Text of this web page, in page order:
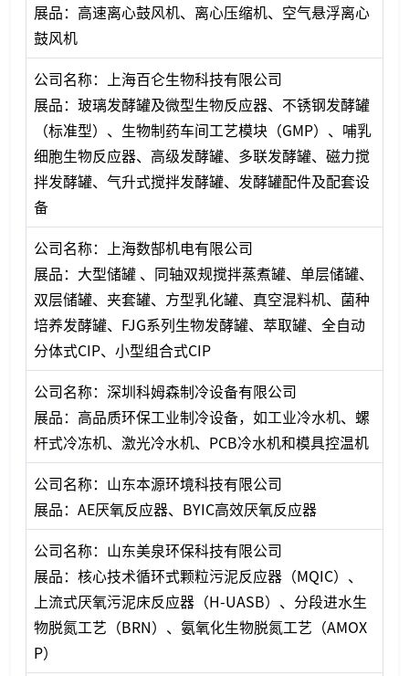
展品：高速离心鼓风机、离心压缩机、空气悬浮离心
鼓风机
公司名称：上海百仑生物科技有限公司
展品：玻璃发酵罐及微型生物反应器、不锈钢发酵罐
（标准型）、生物制药车间工艺模块（GMP）、哺乳
细胞生物反应器、高级发酵罐、多联发酵罐、磁力搅
拌发酵罐、气升式搅拌发酵罐、发酵罐配件及配套设
备
公司名称：上海数郜机电有限公司
展品：大型储罐 、同轴双规搅拌蒸煮罐、单层储罐、
双层储罐、夹套罐、方型乳化罐、真空混料机、菌种
培养发酵罐、FJG系列生物发酵罐、萃取罐、全自动
分体式CIP、小型组合式CIP
公司名称：深圳科姆森制冷设备有限公司
展品：高品质环保工业制冷设备，如工业冷水机、螺
杆式冷冻机、激光冷水机、PCB冷水机和模具控温机
公司名称：山东本源环境科技有限公司
展品：AE厌氧反应器、BYIC高效厌氧反应器
公司名称：山东美泉环保科技有限公司
展品：核心技术循环式颗粒污泥反应器（MQIC）、
上流式厌氧污泥床反应器（H-UASB）、分段进水生
物脱氮工艺（BRN）、氨氧化生物脱氮工艺（AMOX
P）